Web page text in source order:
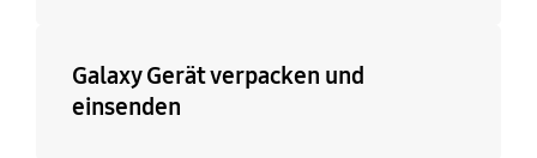
Galaxy Gerät verpacken und
einsenden